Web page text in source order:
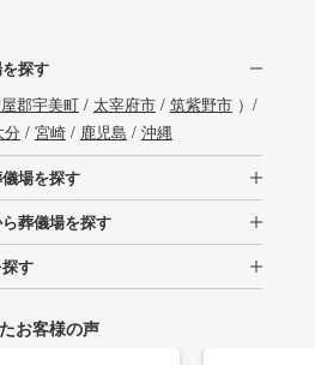
探す
郡宇美町/ 太宰府市/ 筑紫野市）/
分 / 宮崎/ 鹿児島 / 沖縄
場を探す
葬儀場を探す
す
お客様の声